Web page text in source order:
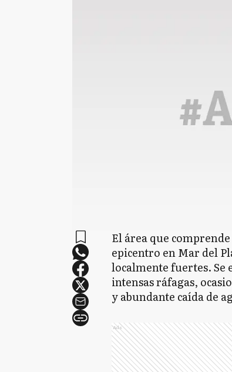
El área que
epicentro en Mar del
localmente fuertes. Se
intensas ráfagas,
y abundante caída de
Ads